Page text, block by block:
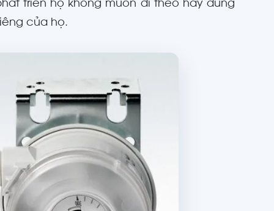
triển họ không muốn đi theo hay dùng
của họ.